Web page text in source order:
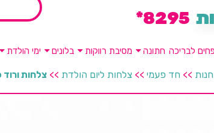
8295*
לבריכה חתונה מסיבת רווקות בלונים ימי הולדת
חנות >> חד פעמי >> צלחות ליום הולדת >> צלחות